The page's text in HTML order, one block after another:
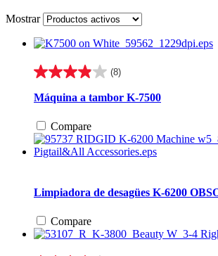
Mostrar
(8)
3.9
5
8
reseñas
Máquina a tambor K-7500
Compare
Limpiadora de desagües K-6200
Compare